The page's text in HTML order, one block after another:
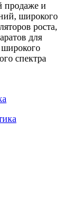
продаже и
широкого
роста,
для
широкого
спектра